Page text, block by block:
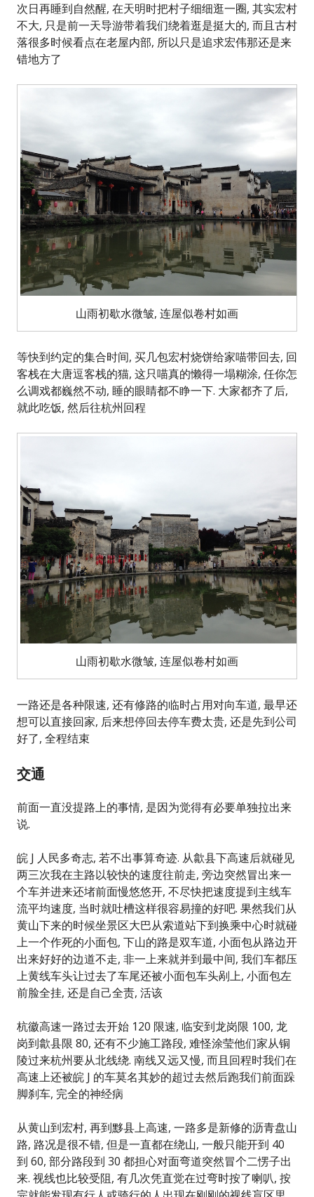
次日再睡到自然醒, 在天明时把村子细细逛一圈, 其实宏村
不大, 只是前一天导游带着我们绕着逛是挺大的, 而且古村
落很多时候看点在老屋内部, 所以只是追求宏伟那还是来
错地方了
山雨初歇水微皱, 连屋似卷村如画
等快到约定的集合时间, 买几包宏村烧饼给家喵带回去, 回
客栈在大唐逗客栈的猫, 这只喵真的懒得一塌糊涂, 任你怎
么调戏都巍然不动, 睡的眼睛都不睁一下. 大家都齐了后,
就此吃饭, 然后往杭州回程
山雨初歇水微皱, 连屋似卷村如画
一路还是各种限速, 还有修路的临时占用对向车道, 最早还
想可以直接回家, 后来想停回去停车费太贵, 还是先到公司
好了, 全程结束
交通
前面一直没提路上的事情, 是因为觉得有必要单独拉出来
说.
皖 J 人民多奇志, 若不出事算奇迹. 从歙县下高速后就碰见
两三次我在主路以较快的速度往前走, 旁边突然冒出来一
个车并进来还堵前面慢悠悠开, 不尽快把速度提到主线车
流平均速度, 当时就吐槽这样很容易撞的好吧. 果然我们从
黄山下来的时候坐景区大巴从索道站下到换乘中心时就碰
上一个作死的小面包, 下山的路是双车道, 小面包从路边开
出来好好的边道不走, 非一上来就并到最中间, 我们车都压
上黄线车头让过去了车尾还被小面包车头剐上, 小面包左
前脸全挂, 还是自己全责, 活该
杭徽高速一路过去开始 120 限速, 临安到龙岗限 100, 龙
岗到歙县限 80, 还有不少施工路段, 难怪涂莹他们家从铜
陵过来杭州要从北线绕. 南线又远又慢, 而且回程时我们在
高速上还被皖 J 的车莫名其妙的超过去然后跑我们前面跺
脚刹车, 完全的神经病
从黄山到宏村, 再到黟县上高速, 一路多是新修的沥青盘山
路, 路况是很不错, 但是一直都在绕山, 一般只能开到 40
到 60, 部分路段到 30 都担心对面弯道突然冒个二愣子出
来. 视线也比较受阻, 有几次凭直觉在过弯时按了喇叭, 按